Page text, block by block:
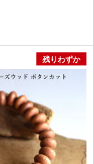
残りわずか